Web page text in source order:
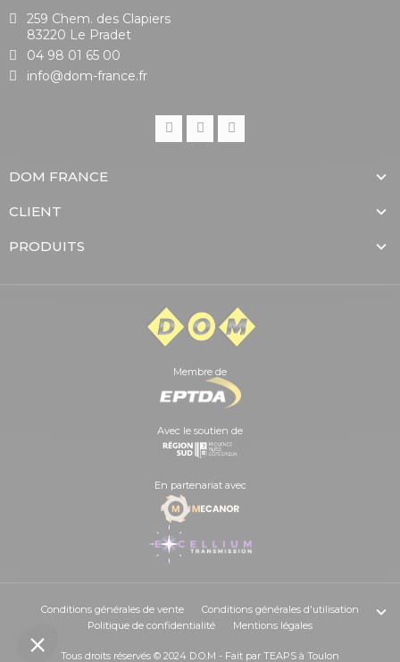
259 Chem. des Clapiers
83220 Le Pradet
04 98 01 65 00
info@dom-france.fr
DOM FRANCE
CLIENT
PRODUITS
Membre de
Avec le soutien de
En partenariat avec
Conditions générales de vente
Conditions générales d'utilisation
Politique de confidentialité
Mentions légales
Tous droits réservés © 2024 D.O.M - Fait par TEAPS à Toulon